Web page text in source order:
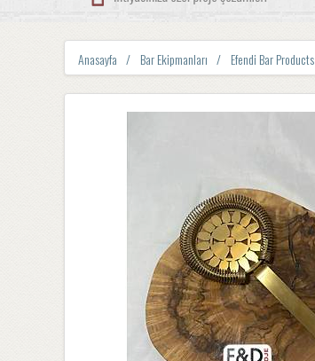
Anasayfa Bar Ekipmanları Efendi Bar Products